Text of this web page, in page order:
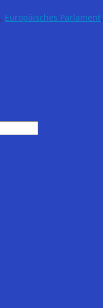
, Europäisches Parlament,